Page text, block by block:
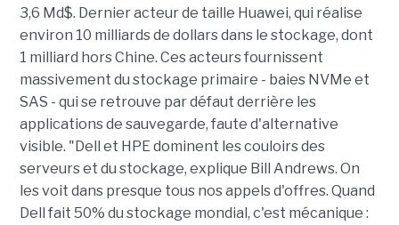
3,6 Md$. Dernier acteur de taille Huawei, qui réalise
environ 10 milliards de dollars dans le stockage, dont
1 milliard hors Chine. Ces acteurs fournissent
massivement du stockage primaire - baies NVMe et
SAS - qui se retrouve par défaut derrière les
applications de sauvegarde, faute d'alternative
visible. "Dell et HPE dominent les couloirs des
serveurs et du stockage, explique Bill Andrews. On
les voit dans presque tous nos appels d'offres. Quand
Dell fait 50% du stockage mondial, c'est mécanique :